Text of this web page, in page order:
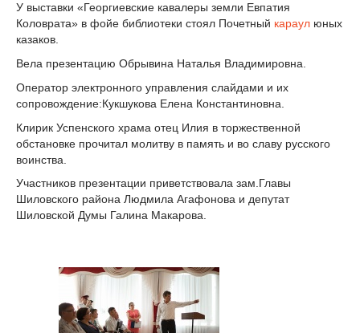
У выставки «Георгиевские кавалеры земли Евпатия
Коловрата» в фойе библиотеки стоял Почетный караул юных
казаков.
Вела презентацию Обрывина Наталья Владимировна.
Оператор электронного управления слайдами и их
сопровождение:Кукшукова Елена Константиновна.
Клирик Успенского храма отец Илия в торжественной
обстановке прочитал молитву в память и во славу русского
воинства.
Участников презентации приветствовала зам.Главы
Шиловского района Людмила Агафонова и депутат
Шиловской Думы Галина Макарова.